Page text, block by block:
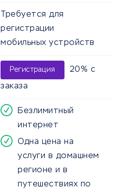
Требуется для
регистрации
мобильных устройств
Регистрация 20% с
заказа
Безлимитный
интернет
Одна цена на
услуги в домашнем
регионе и в
путешествиях по